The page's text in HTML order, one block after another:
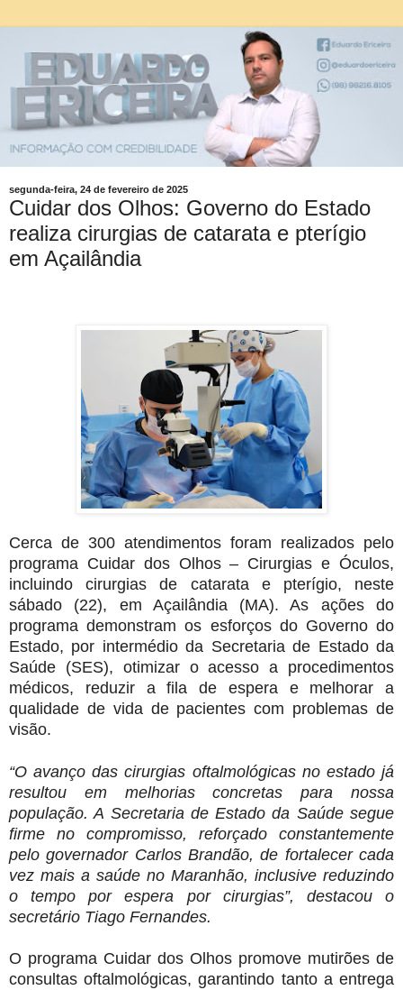
segunda-feira, 24 de fevereiro de 2025
Cuidar dos Olhos: Governo do Estado
realiza cirurgias de catarata e pterígio
em Açailândia
Cerca de 300 atendimentos foram realizados pelo
programa Cuidar dos Olhos – Cirurgias e Óculos,
incluindo cirurgias de catarata e pterígio, neste
sábado (22), em Açailândia (MA). As ações do
programa demonstram os esforços do Governo do
Estado, por intermédio da Secretaria de Estado da
Saúde (SES), otimizar o acesso a procedimentos
médicos, reduzir a fila de espera e melhorar a
qualidade de vida de pacientes com problemas de
visão.
“O avanço das cirurgias oftalmológicas no estado já
resultou em melhorias concretas para nossa
população. A Secretaria de Estado da Saúde segue
firme no compromisso, reforçado constantemente
pelo governador Carlos Brandão, de fortalecer cada
vez mais a saúde no Maranhão, inclusive reduzindo
o tempo por espera por cirurgias”, destacou o
secretário Tiago Fernandes.
O programa Cuidar dos Olhos promove mutirões de
consultas oftalmológicas, garantindo tanto a entrega